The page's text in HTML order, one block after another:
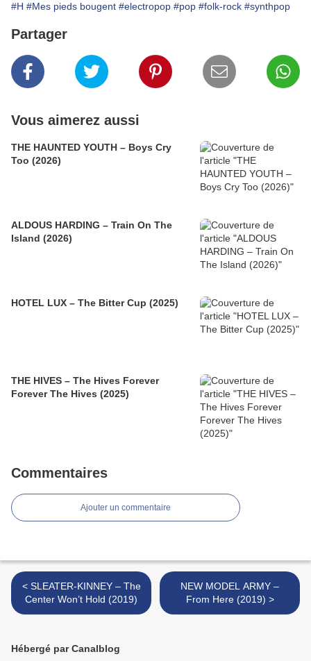
#H #Mes pieds bougent #electropop #pop #folk-rock #synthpop
Partager
Vous aimerez aussi
THE HAUNTED YOUTH – Boys Cry
Too (2026)
ALDOUS HARDING – Train On The
Island (2026)
HOTEL LUX – The Bitter Cup (2025)
THE HIVES – The Hives Forever
Forever The Hives (2025)
Commentaires
Ajouter un commentaire
< SLEATER-KINNEY – The
Center Won’t Hold (2019)
NEW MODEL ARMY –
From Here (2019) >
Hébergé par Canalblog